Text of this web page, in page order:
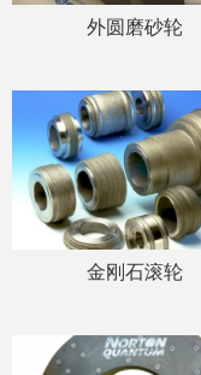
外圆磨砂轮
金刚石滚轮